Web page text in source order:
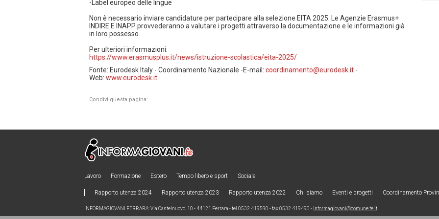
-Label europeo delle lingue
Non è necessario inviare candidature per partecipare alla selezione EITA 2025. Le Agenzie Erasmus+
INDIRE E INAPP provvederanno a valutare i progetti attraverso la documentazione e le informazioni già
in loro possesso.
Per ulteriori informazioni:
https://www.erasmusplus.it/news/istruzione-scolastica/eita-2025/
Fonte: Eurodesk Italy - Coordinamento Nazionale -E-mail: coordinamento@eurodesk.it -
Web: www.eurodesk.it
Condivi questa pagina:
Lavoro Formazione Estero Tempo libero e sport Sociale
Rapporto utenza 2024 Rapporto utenza 2023 Rapporto utenza 2022 Chi siamo Eventi e progetti Coordinamento
INFORMAGIOVANI FERRARA: Via Castelnuovo, 10 - 44121 Ferrara - tel 0532 419590 - fax 0532 419490 -informagiovani@comune.fe.it